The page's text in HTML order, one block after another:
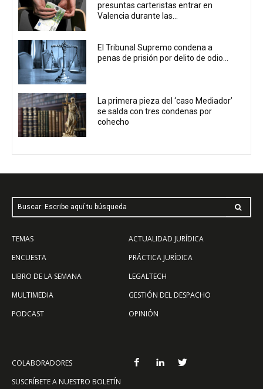
presuntas carteristas entrar en
Valencia durante las...
El Tribunal Supremo condena a
penas de prisión por delito de odio...
La primera pieza del ‘caso Mediador’
se salda con tres condenas por
cohecho
Buscar: Escribe aquí tu búsqueda
TEMAS
ENCUESTA
LIBRO DE LA SEMANA
MULTIMEDIA
PODCAST
ACTUALIDAD JURÍDICA
PRÁCTICA JURÍDICA
LEGALTECH
GESTIÓN DEL DESPACHO
OPINIÓN
COLABORADORES
SUSCRÍBETE A NUESTRO BOLETÍN